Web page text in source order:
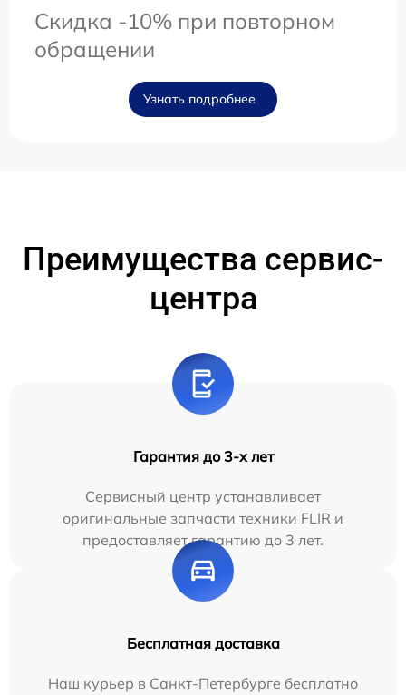
Скидка -10% при повторном
обращении
Узнать подробнее
Преимущества сервис-
центра
Гарантия до 3-х лет
Сервисный центр устанавливает
оригинальные запчасти техники FLIR и
предоставляет гарантию до 3 лет.
Бесплатная доставка
Наш курьер в Санкт-Петербурге бесплатно